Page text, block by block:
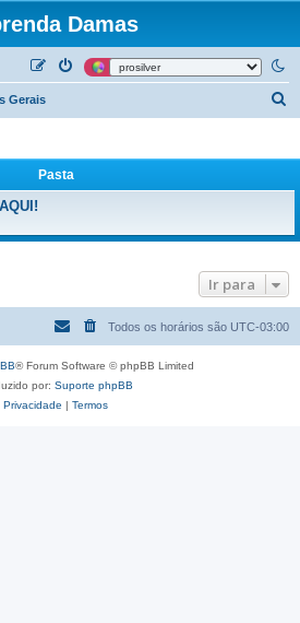
Damas
Gerais
r
Pasta
Ir para
Todos os horários são UTC-03:00
® Forum Software © phpBB Limited
por: Suporte phpBB
Privacidade | Termos